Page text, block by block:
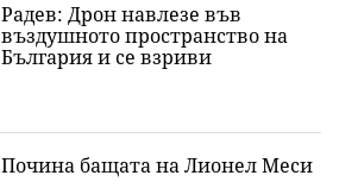
Радев: Дрон навлезе във
въздушното пространство на
България и се взриви
Почина бащата на Лионел Меси